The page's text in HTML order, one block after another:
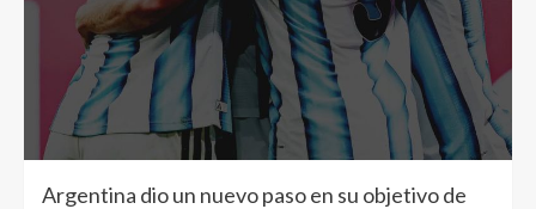
Argentina dio un nuevo paso en su objetivo de